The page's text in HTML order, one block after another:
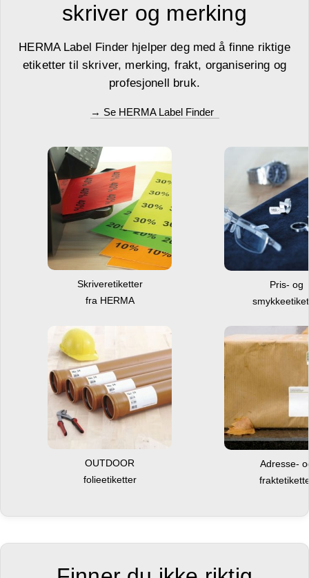
skriver og merking
HERMA Label Finder hjelper deg med å finne riktige
etiketter til skriver, merking, frakt, organisering og
profesjonell bruk.
→ Se HERMA Label Finder
Skriveretiketter
fra HERMA
Pris- og
OUTDOOR
folieetiketter
Adresse-